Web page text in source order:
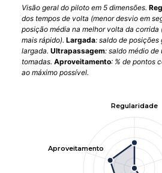
Visão geral do piloto em 5 dimensões.
dos tempos de volta (menor desvio em
posição média na melhor volta da corrida
mais rápido). Largada: saldo de posições
largada. Ultrapassagem: saldo médio
tomadas. Aproveitamento: % de pontos
ao máximo possível.
Regularidade
Aproveitamento